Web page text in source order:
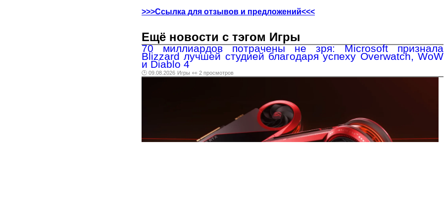
>>>Ссылка для отзывов и предложений<<<
Ещё новости с тэгом Игры
70 миллиардов потрачены не зря: Microsoft признала
Blizzard лучшей студией благодаря успеху Overwatch, WoW
и Diablo 4
🕑 09.08.2026 Игры 👀 2 просмотров